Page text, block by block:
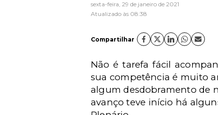
sexta-feira, 29 de janeiro de 2021
Atualizado às 08:38
Compartilhar
Não é tarefa fácil
sua competência é muito
algum desdobramento de
avanço teve início há